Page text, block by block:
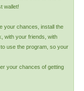
wallet!
your chances, install the
with your friends, with
use the program, so your
your chances of getting